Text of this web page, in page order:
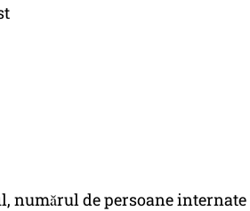
de persoane internate